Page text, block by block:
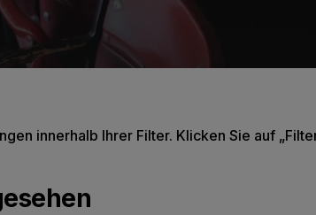
innerhalb Ihrer Filter. Klicken Sie auf